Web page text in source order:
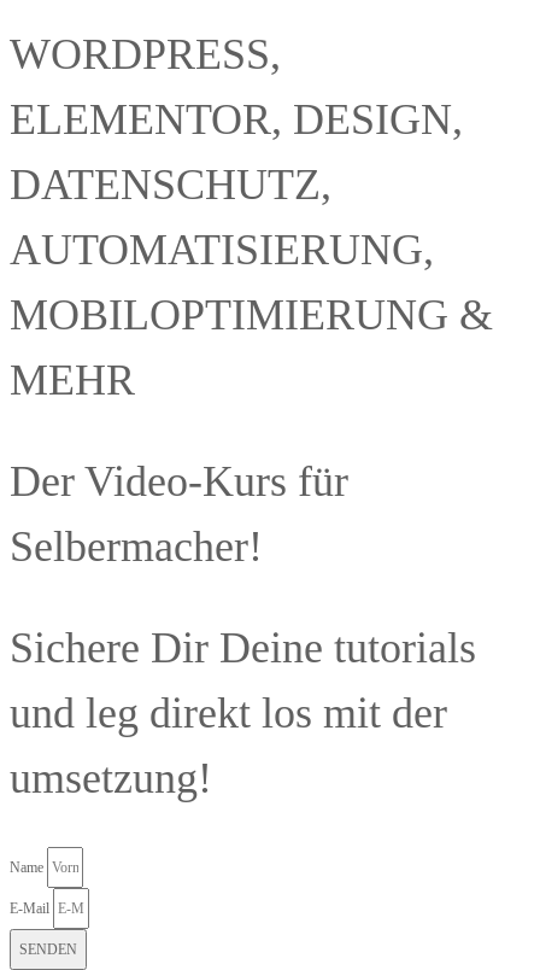
WORDPRESS,
ELEMENTOR, DESIGN,
DATENSCHUTZ,
AUTOMATISIERUNG,
MOBILOPTIMIERUNG &
MEHR
Der Video-Kurs für
Selbermacher!
Sichere Dir Deine tutorials
und leg direkt los mit der
umsetzung!
Name
E-Mail
SENDEN